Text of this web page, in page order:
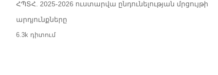
ՀՊՏՀ. 2025-2026 ուստարվա ընդունելության մրցույթի
արդյունքները
6.3k դիտում